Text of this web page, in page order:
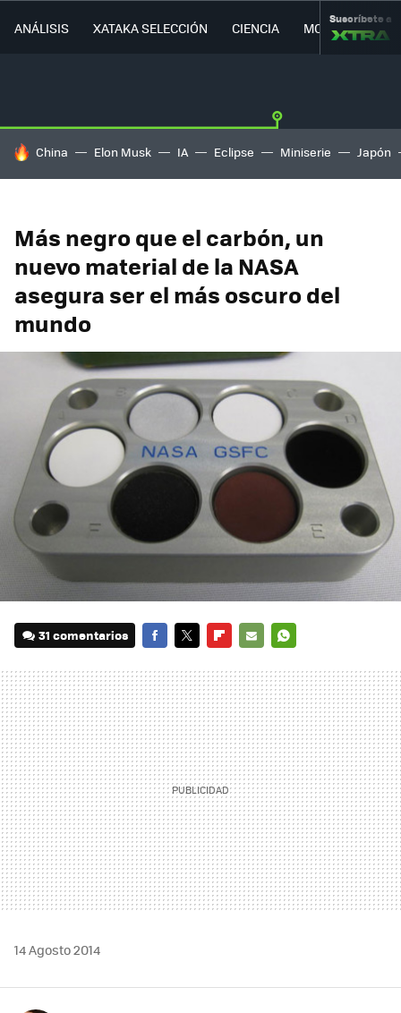
ANÁLISIS XATAKA SELECCIÓN CIENCIA MOVILIDAD
Suscríbete a
HOY SE HABLA DE
China Elon Musk IA Eclipse Miniserie Japón
Más negro que el carbón, un
nuevo material de la NASA
asegura ser el más oscuro del
mundo
31 comentarios
MAIL
14 Agosto 2014